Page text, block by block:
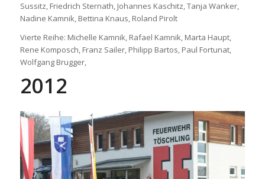
Sussitz, Friedrich Sternath, Johannes Kaschitz, Tanja Wanker,
Nadine Kamnik, Bettina Knaus, Roland Pirolt
Vierte Reihe: Michelle Kamnik, Rafael Kamnik, Marta Haupt,
Rene Komposch, Franz Sailer, Philipp Bartos, Paul Fortunat,
Wolfgang Brugger,
2012